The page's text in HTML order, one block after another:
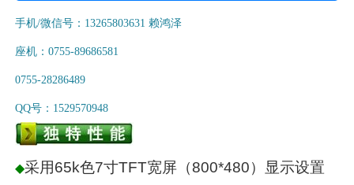
手机/微信号：13265803631 赖鸿泽
座机：0755-89686581
0755-28286489
QQ号：1529570948
◆采用65k色7寸TFT宽屏（800*480）显示设置